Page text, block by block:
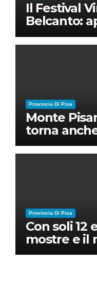
Il Festival
Belcanto:
28 luglio a
Ruben
Provincia Di Pisa
Monte
torna
Provincia Di Pisa
Con soli 12
mostre e il